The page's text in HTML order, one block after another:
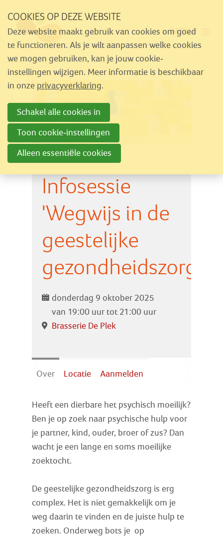
links
over
Spring
naar
navigatie
naar
hoofdinhoud
MENU
Infosessie
'Wegwijs in de
geestelijke
gezondheidszorg'
donderdag 9 oktober 2025
van 19:00 uur tot 21:00 uur
Brasserie De Plek
Over Locatie Aanmelden
Heeft een dierbare het psychisch moeilijk?
Ben je op zoek naar psychische hulp voor
je partner, kind, ouder, broer of zus? Dan
wacht je een lange en soms moeilijke
zoektocht.
De geestelijke gezondheidszorg is erg
complex. Het is niet gemakkelijk om je
weg daarin te vinden en de juiste hulp te
zoeken. Onderweg bots je op
Aanbod
Nieuws
Activiteiten
Over Similes
Contact
Lid worden
Vrijwilliger worden
Zoek
Inloggen
COOKIES OP DEZE WEBSITE
Deze website maakt gebruik van cookies om goed
te functioneren. Als je wilt aanpassen welke cookies
we mogen gebruiken, kan je jouw cookie-
instellingen wijzigen. Meer informatie is beschikbaar
in onze privacyverklaring.
Schakel alle cookies in
Toon cookie-instellingen
Alleen essentiële cookies